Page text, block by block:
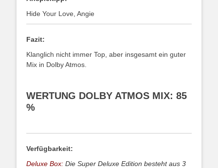
Hide Your Love, Angie
Fazit:
Klanglich nicht immer Top, aber insgesamt ein guter
Mix in Dolby Atmos.
WERTUNG DOLBY ATMOS MIX: 85
%
Verfügbarkeit:
Deluxe Box: Die Super Deluxe Edition besteht aus 3